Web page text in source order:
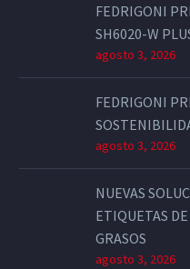
FEDRIGONI
SH6020-W
agosto 3, 2026
FEDRIGONI
agosto 3, 2026
NUEVAS
ETIQUETAS
GRASOS
agosto 3, 2026